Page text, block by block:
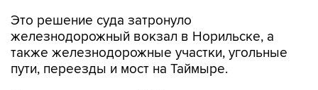
Это решение суда затронуло
железнодорожный вокзал в Норильске, а
также железнодорожные участки, угольные
пути, переезды и мост на Таймыре.